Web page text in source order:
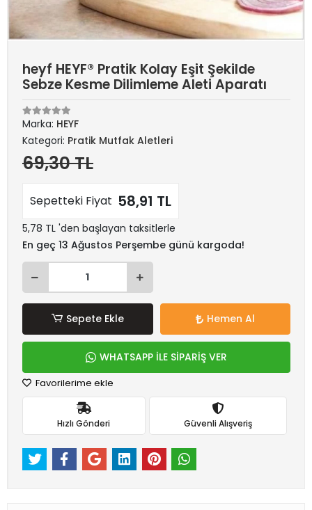
heyf HEYF® Pratik Kolay Eşit Şekilde
Sebze Kesme Dilimleme Aleti Aparatı
Marka: HEYF
Kategori: Pratik Mutfak Aletleri
69,30 TL
Sepetteki Fiyat 58,91 TL
5,78 TL 'den başlayan taksitlerle
En geç 13 Ağustos Perşembe günü kargoda!
Sepete Ekle Hemen Al
WHATSAPP İLE SİPARİŞ VER
Favorilerime ekle
Hızlı Gönderi Güvenli Alışveriş